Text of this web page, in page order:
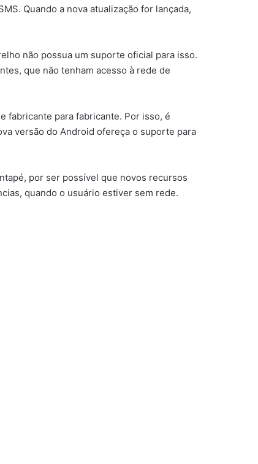
Quando a nova atualização for lançada,
não possua um suporte oficial para isso.
que não tenham acesso à rede de
fabricante para fabricante. Por isso, é
versão do Android ofereça o suporte para
por ser possível que novos recursos
quando o usuário estiver sem rede.